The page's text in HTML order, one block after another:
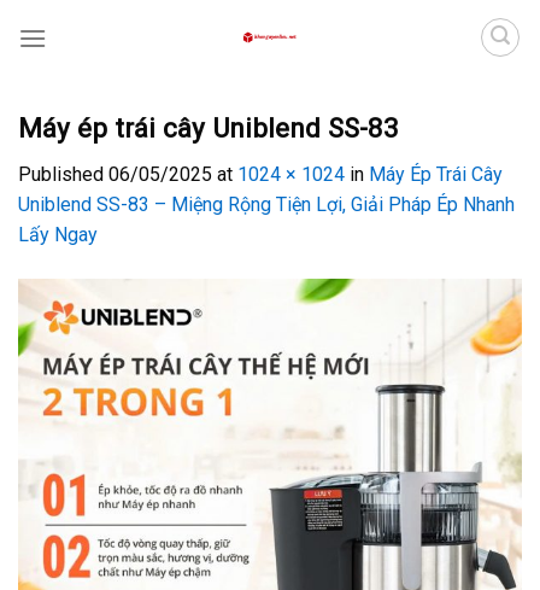
Máy ép trái cây Uniblend SS-83
Published 06/05/2025 at 1024 × 1024 in Máy Ép Trái Cây
Uniblend SS-83 – Miệng Rộng Tiện Lợi, Giải Pháp Ép Nhanh
Lấy Ngay